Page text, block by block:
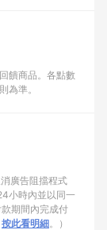
饋商品。各點數
為準。
廣告阻擋程式
小時內並以同一
期間內完成付
按此看明細。）